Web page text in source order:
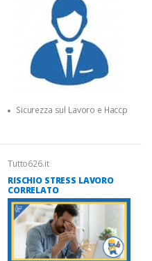
Sicurezza sul Lavoro e Haccp
Tutto626.it
RISCHIO STRESS LAVORO
CORRELATO